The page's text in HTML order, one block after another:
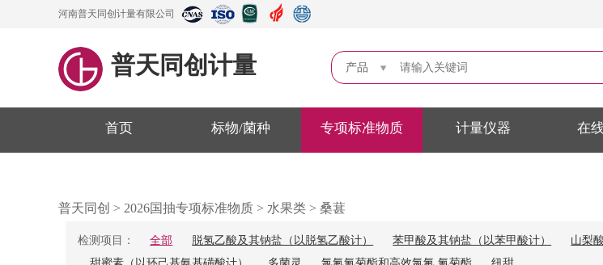
河南普天同创计量有限公司
普天同创计量 产品
首页 标物/菌种 专项标准物质 计量仪器 在
普天同创 > 2026国抽专项标准物质 > 水果类 > 桑葚
检测项目： 全部 脱氢乙酸及其钠盐（以脱氢乙酸计） 苯甲酸及其钠盐（以苯甲酸计） 山梨